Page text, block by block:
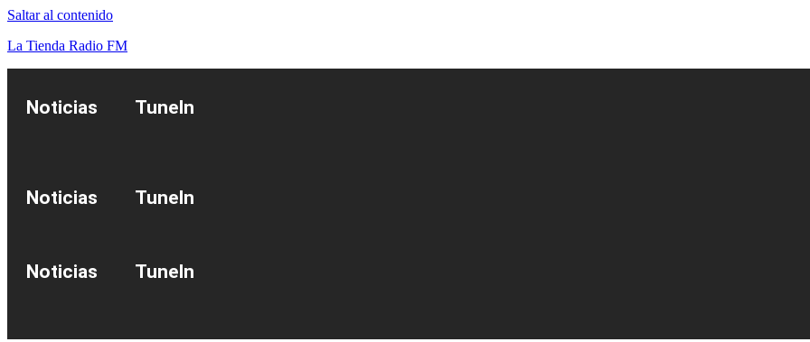
Saltar al contenido
La Tienda Radio FM
Noticias TuneIn
Noticias TuneIn
Noticias TuneIn